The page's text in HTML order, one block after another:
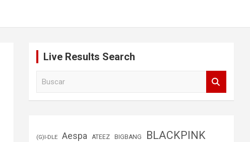
Live Results Search
(G)I-DLE Aespa ATEEZ BIGBANG BLACKPINK